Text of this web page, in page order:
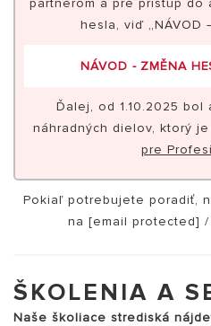
partnerom a pre prístup do
hesla, viď „NÁVOD
NÁVOD - ZMĚNA
Ďalej, od 1.10.2025
náhradných dielov, ktorý je
pre
Pokiaľ potrebujete poradiť,
na [email protected] /
ŠKOLENIA A
Naše školiace strediská